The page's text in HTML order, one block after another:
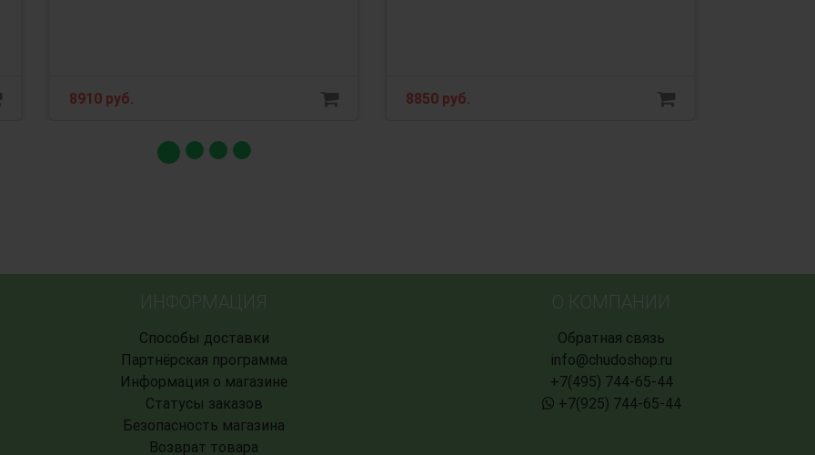
8910 руб. 8850 руб.
ИНФОРМАЦИЯ
Способы доставки
Партнёрская программа
Информация о магазине
Статусы заказов
Безопасность магазина
Возврат товара
О КОМПАНИИ
Обратная связь
info@chudoshop.ru
+7(495) 744-65-44
+7(925) 744-65-44